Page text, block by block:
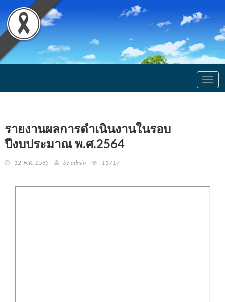
รายงานผลการดำเนินงานในรอบ
ปีงบประมาณ พ.ศ.2564
12 พ.ค. 2565 by admin 11717